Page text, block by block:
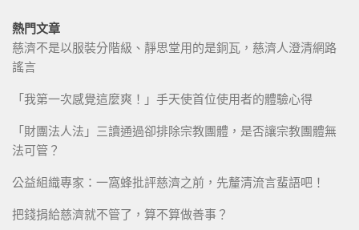
熱門文章
慈濟不是以服裝分階級、靜思堂用的是銅瓦，慈濟人澄清網路
謠言
「我第一次感覺這麼爽！」手天使首位使用者的體驗心得
「財團法人法」三讀通過卻排除宗教團體，是否讓宗教團體無
法可管？
公益組織專家：一窩蜂批評慈濟之前，先釐清流言蜚語吧！
把錢捐給慈濟就不管了，算不算做善事？